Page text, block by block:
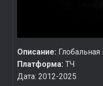
Описание:
Платформа: ТЧ
Дата: 2012-2025